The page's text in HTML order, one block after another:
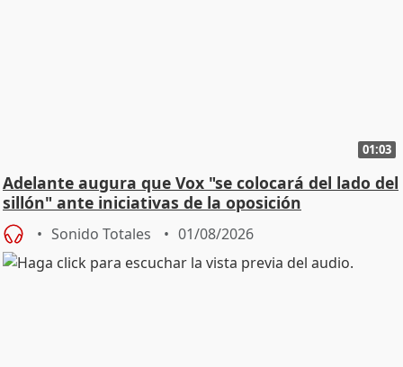
01:03
Adelante augura que Vox "se colocará del lado del
sillón" ante iniciativas de la oposición
Sonido Totales 01/08/2026